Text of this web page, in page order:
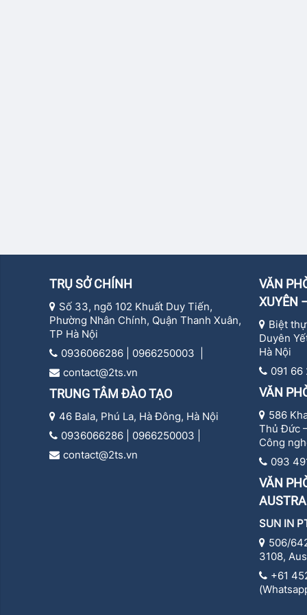
TRỤ SỞ CHÍNH
Số 33, ngõ 102 Khuất Duy Tiến,
Phường Nhân Chính, Quận Thanh Xuân,
TP Hà Nội
0936066286 | 0966250003 |
contact@2ts.vn
TRUNG TÂM ĐÀO TẠO
46 Bala, Phú La, Hà Đông, Hà Nội
0936066286 | 0966250003 |
contact@2ts.vn
VĂN
XUYÊN
Biệt
Duyên
Hà Nội
091 66
VĂN
586
Thủ Đức
Công
093
VĂN
SUN IN
506/
3108,
+61